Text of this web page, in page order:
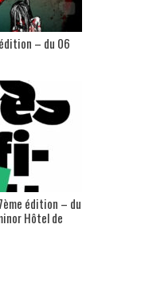
– du 06
édition – du
Hôtel de